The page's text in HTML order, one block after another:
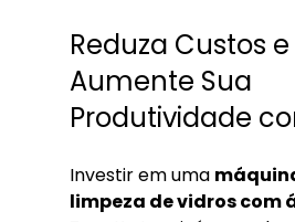
Reduza Custos e
Aumente Sua
Produtividade
Investir em uma
limpeza de vidros com